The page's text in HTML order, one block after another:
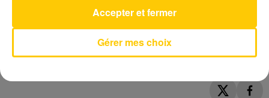
Gérer mes choix
Accepter et fermer